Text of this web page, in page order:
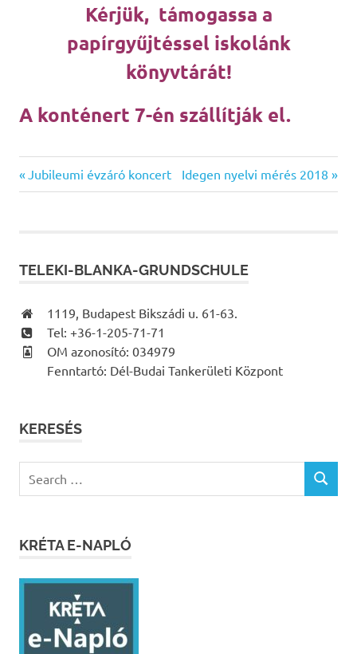
Kérjük, támogassa a
papírgyűjtéssel iskolánk
könyvtárát!
A konténert 7-én szállítják el.
Bejegyzés
Previous
Post:
Jubileumi évzáró koncert
Next
Post:
Idegen nyelvi mérés 2018
TELEKI-BLANKA-GRUNDSCHULE
1119, Budapest Bikszádi u. 61-63.
Tel: +36-1-205-71-71
OM azonosító: 034979
Fenntartó: Dél-Budai Tankerületi Központ
KERESÉS
for:
SEARCH
KRÉTA E-NAPLÓ